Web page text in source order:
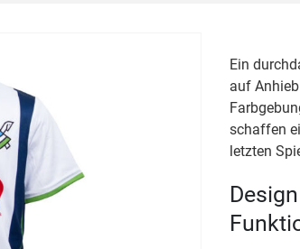
Ein
auf
schaffen
letzten